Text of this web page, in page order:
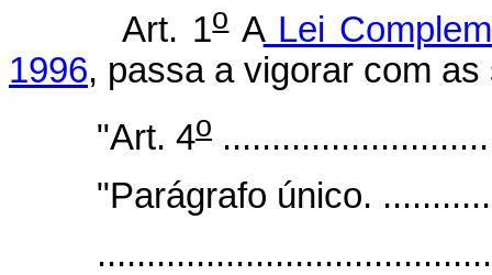
Art. 1oALei
1996, passa a vigorar com
"Art. 4o
"Parágrafo único.